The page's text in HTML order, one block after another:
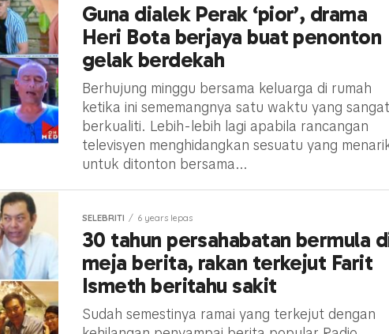
Guna dialek Perak ‘pior’, drama
Heri Bota berjaya buat penonton
gelak berdekah
Berhujung minggu bersama keluarga di rumah
ketika ini sememangnya satu waktu yang sangat
berkualiti. Lebih-lebih lagi apabila rancangan
televisyen menghidangkan sesuatu yang
untuk ditonton bersama...
SELEBRITI 6 years lepas
30 tahun persahabatan bermula
meja berita, rakan terkejut Farit
Ismeth beritahu sakit
Sudah semestinya ramai yang terkejut dengan